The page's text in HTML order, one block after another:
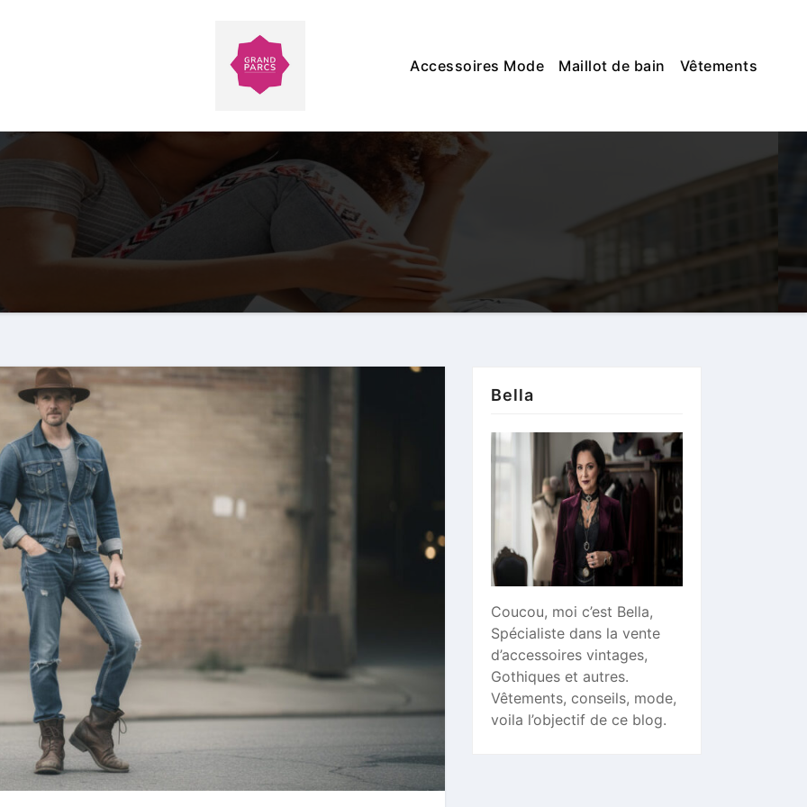
Accessoires Mode Maillot de bain Vêtements
Bella
Coucou, moi c’est Bella,
Spécialiste dans la vente
d’accessoires vintages,
Gothiques et autres.
Vêtements, conseils, mode,
voila l’objectif de ce blog.